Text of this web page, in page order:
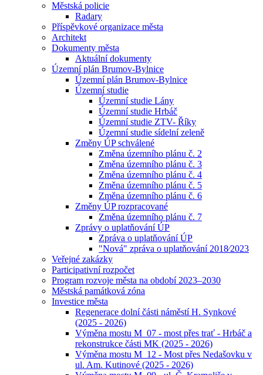
Městská policie
Radary
Příspěvkové organizace města
Architekt
Dokumenty města
Aktuální dokumenty
Územní plán Brumov-Bylnice
Územní plán Brumov-Bylnice
Územní studie
Územní studie Lány
Územní studie Hrbáč
Územní studie ZTV- Říky
Územní studie sídelní zeleně
Změny ÚP schválené
Změna územního plánu č. 2
Změna územního plánu č. 3
Změna územního plánu č. 4
Změna územního plánu č. 5
Změna územního plánu č. 6
Změny ÚP rozpracované
Změna územního plánu č. 7
Zprávy o uplatňování ÚP
Zpráva o uplatňování ÚP
"Nová" zpráva o uplatňování 2018⁄2023
Veřejné zakázky
Participativní rozpočet
Program rozvoje města na období 2023–2030
Městská památková zóna
Investice města
Regenerace dolní části náměstí H. Synkové
(2025 - 2026)
Výměna mostu M_07 - most přes trať - Hrbáč a
rekonstrukce části MK (2025 - 2026)
Výměna mostu M_12 - Most přes Nedašovku v
ul. Am. Kutinové (2025 - 2026)